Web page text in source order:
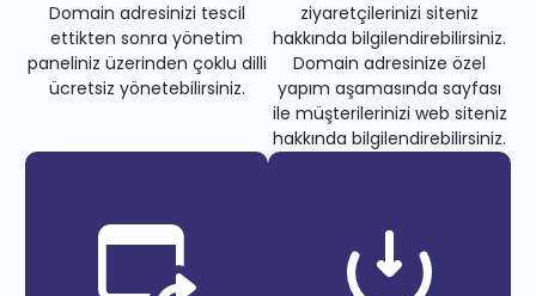
Domain adresinizi tescil
ettikten sonra yönetim
paneliniz üzerinden çoklu dilli
ücretsiz yönetebilirsiniz.
ziyaretçilerinizi siteniz
hakkında bilgilendirebilirsiniz.
Domain adresinize özel
yapım aşamasında sayfası
ile müşterilerinizi web siteniz
hakkında bilgilendirebilirsiniz.